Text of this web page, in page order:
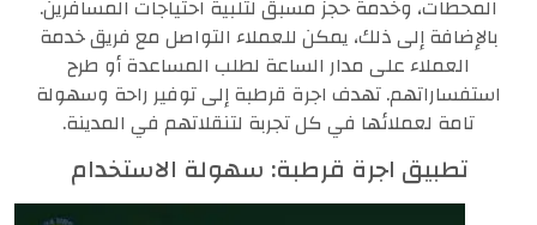
المحطات، وخدمة حجز مسبق لتلبية احتياجات المسافرين.
بالإضافة إلى ذلك، يمكن للعملاء التواصل مع فريق خدمة
العملاء على مدار الساعة لطلب المساعدة أو طرح
استفساراتهم. تهدف اجرة قرطبة إلى توفير راحة وسهولة
تامة لعملائها في كل تجربة لتنقلاتهم في المدينة.
تطبيق اجرة قرطبة: سهولة الاستخدام